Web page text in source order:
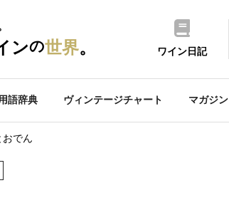
ンの世界。 ワイン日記
語辞典 ヴィンテージチャート マガジン
おでん